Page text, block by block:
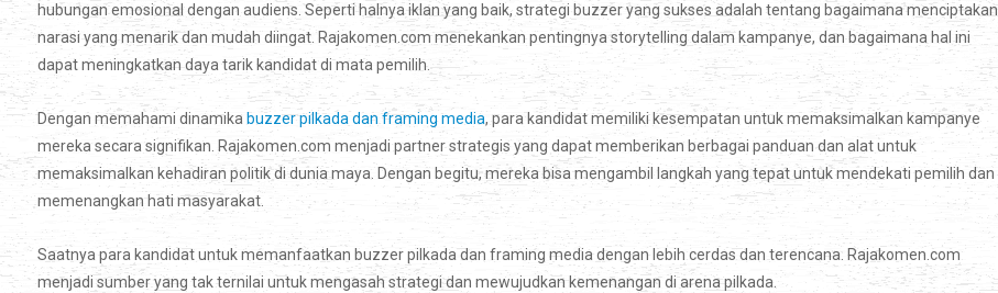
hubungan emosional dengan audiens. Seperti halnya iklan yang baik, strategi buzzer yang sukses adalah tentang bagaimana menciptakan
narasi yang menarik dan mudah diingat. Rajakomen.com menekankan pentingnya storytelling dalam kampanye, dan bagaimana hal ini
dapat meningkatkan daya tarik kandidat di mata pemilih.
Dengan memahami dinamika buzzer pilkada dan framing media, para kandidat memiliki kesempatan untuk memaksimalkan kampanye
mereka secara signifikan. Rajakomen.com menjadi partner strategis yang dapat memberikan berbagai panduan dan alat untuk
memaksimalkan kehadiran politik di dunia maya. Dengan begitu, mereka bisa mengambil langkah yang tepat untuk mendekati pemilih dan
memenangkan hati masyarakat.
Saatnya para kandidat untuk memanfaatkan buzzer pilkada dan framing media dengan lebih cerdas dan terencana. Rajakomen.com
menjadi sumber yang tak ternilai untuk mengasah strategi dan mewujudkan kemenangan di arena pilkada.